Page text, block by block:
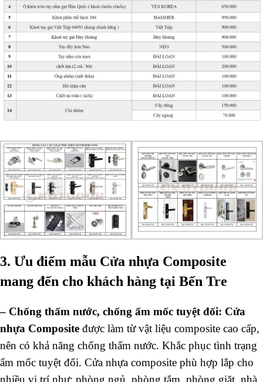
3. Ưu điểm mẫu Cửa nhựa Composite
mang đến cho khách hàng tại Bến Tre
– Chống thấm nước, chống ẩm mốc tuyệt đối: Cửa
nhựa Composite được làm từ vật liệu composite cao cấp,
nên có khả năng chống thấm nước. Khắc phục tình trạng
ẩm mốc tuyệt đối. Cửa nhựa composite phù hợp lắp cho
nhiều vị trí như: phòng ngủ, phòng tắm, phòng giặt, nhà